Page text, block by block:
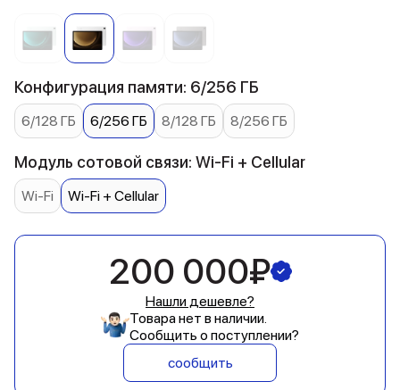
Конфигурация памяти: 6/256 ГБ
6/128 ГБ 6/256 ГБ 8/128 ГБ 8/256 ГБ
Модуль сотовой связи: Wi-Fi + Cellular
Wi-Fi Wi-Fi + Cellular
200 000₽
Нашли дешевле?
Товара нет в наличии.
Сообщить о поступлении?
сообщить